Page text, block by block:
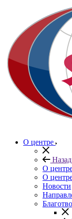
О центре
Назад
О
О
Новости